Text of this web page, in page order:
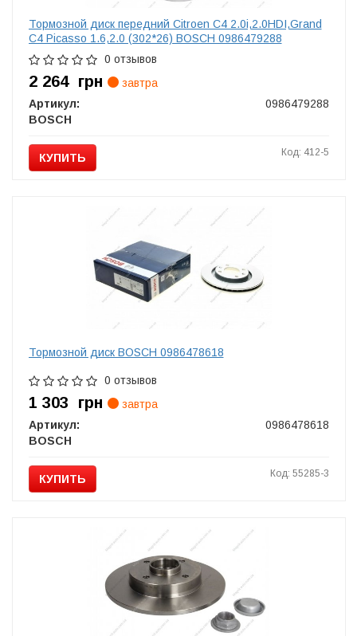
Тормозной диск передний Citroen C4 2.0i,2.0HDI,Grand
C4 Picasso 1.6,2.0 (302*26) BOSCH 0986479288
0 отзывов
2 264 грн
завтра
Артикул:
0986479288
BOSCH
КУПИТЬ Код: 412-5
Тормозной диск BOSCH 0986478618
0 отзывов
1 303 грн
завтра
Артикул:
0986478618
BOSCH
КУПИТЬ Код: 55285-3